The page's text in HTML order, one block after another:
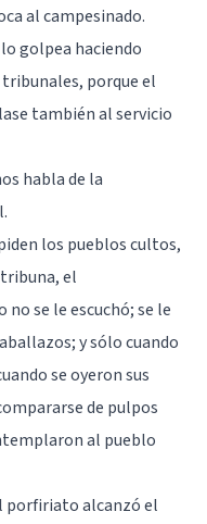
al campesinado.
golpea haciendo
porque el
también al servicio
habla de la
los pueblos cultos,
el
se le escuchó; se le
y sólo cuando
se oyeron sus
de pulpos
al pueblo
porfiriato alcanzó el